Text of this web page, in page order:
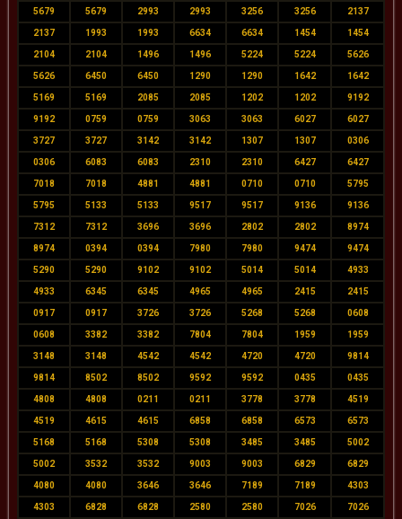
5679 5679 2993 2993 3256 3256 2137
2137 1993 1993 6634 6634 1454 1454
2104 2104 1496 1496 5224 5224 5626
5626 6450 6450 1290 1290 1642 1642
5169 5169 2085 2085 1202 1202 9192
9192 0759 0759 3063 3063 6027 6027
3727 3727 3142 3142 1307 1307 0306
0306 6083 6083 2310 2310 6427 6427
7018 7018 4881 4881 0710 0710 5795
5795 5133 5133 9517 9517 9136 9136
7312 7312 3696 3696 2802 2802 8974
8974 0394 0394 7980 7980 9474 9474
5290 5290 9102 9102 5014 5014 4933
4933 6345 6345 4965 4965 2415 2415
0917 0917 3726 3726 5268 5268 0608
0608 3382 3382 7804 7804 1959 1959
3148 3148 4542 4542 4720 4720 9814
9814 8502 8502 9592 9592 0435 0435
4808 4808 0211 0211 3778 3778 4519
4519 4615 4615 6858 6858 6573 6573
5168 5168 5308 5308 3485 3485 5002
5002 3532 3532 9003 9003 6829 6829
4080 4080 3646 3646 7189 7189 4303
4303 6828 6828 2580 2580 7026 7026